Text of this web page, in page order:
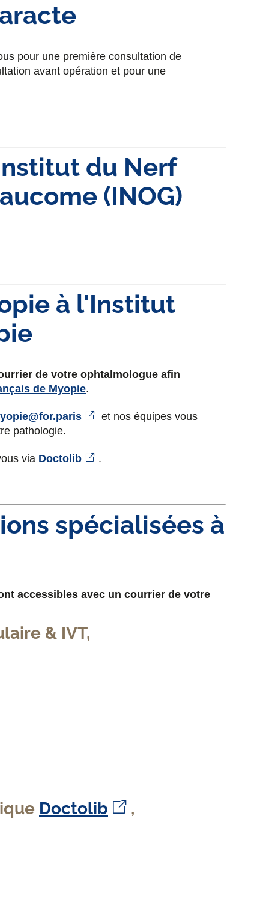
pour une première consultation de
avant opération et pour une
du Nerf
(INOG)
à l'Institut
de votre ophtalmologue afin
de Myopie.
et nos équipes vous
pathologie.
via Doctolib .
spécialisées à
accessibles avec un courrier de votre
& IVT,
Doctolib
,